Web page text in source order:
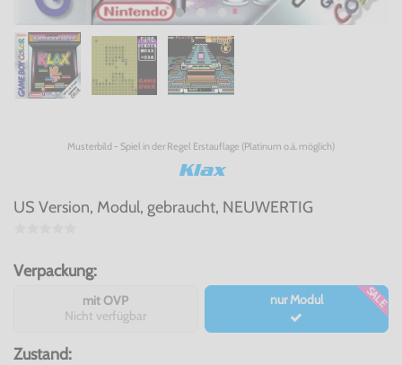
Musterbild - Spiel in der Regel Erstauflage (Platinum o.ä. möglich)
Klax
US Version, Modul, gebraucht, NEUWERTIG
Verpackung:
mit OVP
Nicht verfügbar
nur Modul SALE
Zustand: